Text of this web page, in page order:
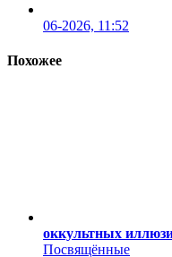
06-2026, 11:52
Похожее
оккультных
Посвящённые